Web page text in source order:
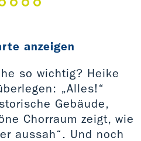
anzeigen
so wichtig? Heike
„Alles!“
Gebäude,
Chorraum zeigt, wie
aussah“. Und noch